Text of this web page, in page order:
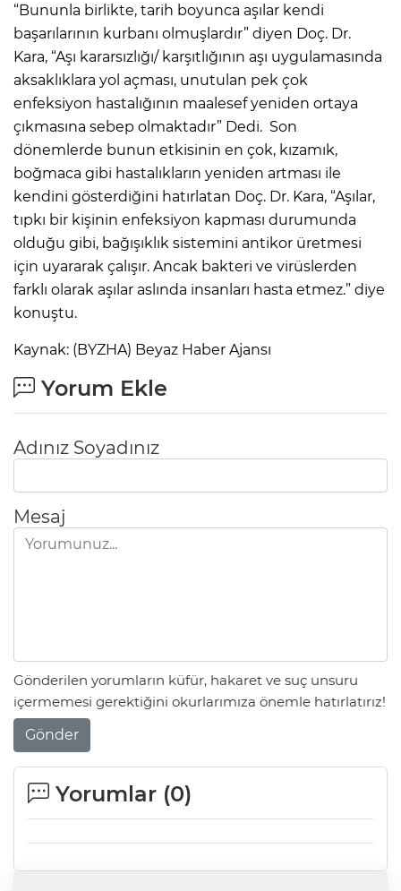
“Bununla birlikte, tarih boyunca aşılar kendi
başarılarının kurbanı olmuşlardır” diyen Doç. Dr.
Kara, “Aşı kararsızlığı/ karşıtlığının aşı uygulamasında
aksaklıklara yol açması, unutulan pek çok
enfeksiyon hastalığının maalesef yeniden ortaya
çıkmasına sebep olmaktadır” Dedi. Son
dönemlerde bunun etkisinin en çok, kızamık,
boğmaca gibi hastalıkların yeniden artması ile
kendini gösterdiğini hatırlatan Doç. Dr. Kara, “Aşılar,
tıpkı bir kişinin enfeksiyon kapması durumunda
olduğu gibi, bağışıklık sistemini antikor üretmesi
için uyararak çalışır. Ancak bakteri ve virüslerden
farklı olarak aşılar aslında insanları hasta etmez.” diye
konuştu.
Kaynak: (BYZHA) Beyaz Haber Ajansı
Yorum Ekle
Adınız Soyadınız
Mesaj
Gönderilen yorumların küfür, hakaret ve suç unsuru
içermemesi gerektiğini okurlarımıza önemle hatırlatırız!
Gönder
Yorumlar (0)